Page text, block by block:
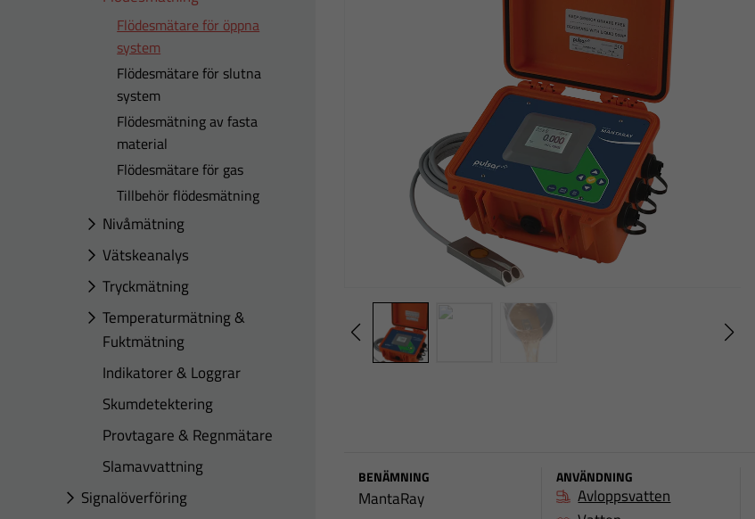
Flödesmätare för öppna
system
Flödesmätare för slutna
system
Flödesmätning av fasta
material
Flödesmätare för gas
Tillbehör flödesmätning
Nivåmätning
Vätskeanalys
Tryckmätning
Temperaturmätning &
Fuktmätning
Indikatorer & Loggrar
Skumdetektering
Provtagare & Regnmätare
Slamavvattning
Signalöverföring
BENÄMNING
MantaRay
ANVÄNDNING
Avloppsvatten